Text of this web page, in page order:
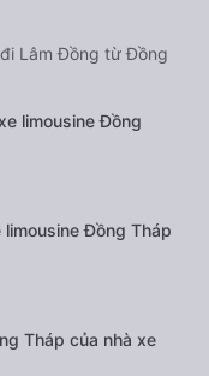
Lâm Đồng từ Đồng
limousine Đồng
Đồng Tháp
Tháp của nhà xe